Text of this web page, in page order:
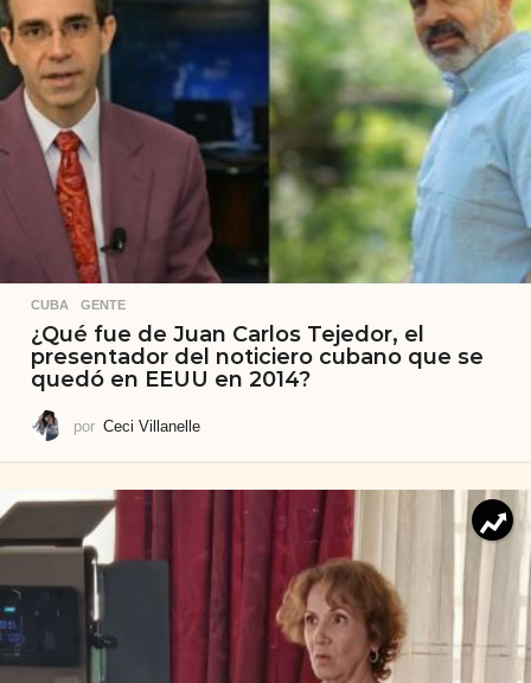
CUBA ,GENTE
¿Qué fue de Juan Carlos Tejedor, el
presentador del noticiero cubano que se
quedó en EEUU en 2014?
por Ceci Villanelle